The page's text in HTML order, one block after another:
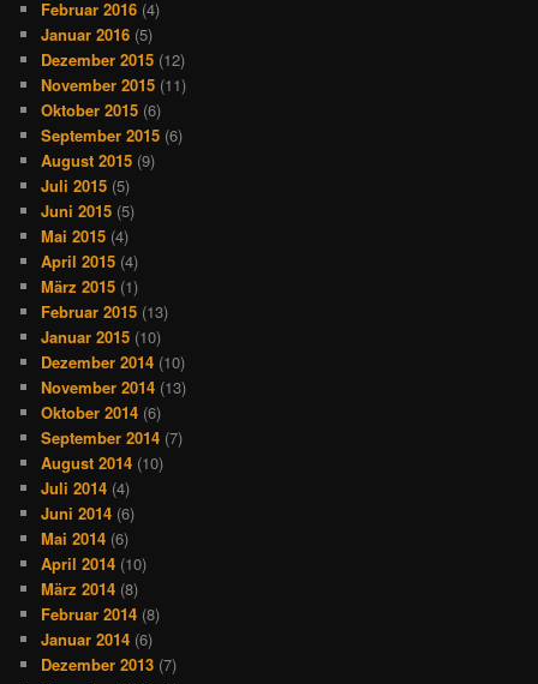
Februar 2016 (4)
Januar 2016 (5)
Dezember 2015 (12)
November 2015 (11)
Oktober 2015 (6)
September 2015 (6)
August 2015 (9)
Juli 2015 (5)
Juni 2015 (5)
Mai 2015 (4)
April 2015 (4)
März 2015 (1)
Februar 2015 (13)
Januar 2015 (10)
Dezember 2014 (10)
November 2014 (13)
Oktober 2014 (6)
September 2014 (7)
August 2014 (10)
Juli 2014 (4)
Juni 2014 (6)
Mai 2014 (6)
April 2014 (10)
März 2014 (8)
Februar 2014 (8)
Januar 2014 (6)
Dezember 2013 (7)